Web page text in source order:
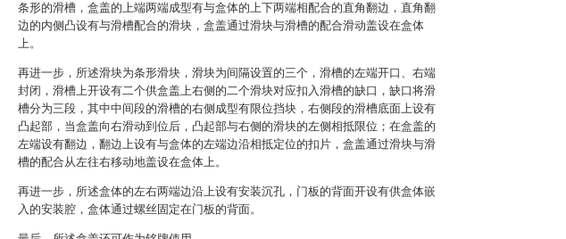
条形的滑槽，盒盖的上端两端成型有与盒体的上下两端相配合的直角翻边，直角翻
边的内侧凸设有与滑槽配合的滑块，盒盖通过滑块与滑槽的配合滑动盖设在盒体
上。
再进一步，所述滑块为条形滑块，滑块为间隔设置的三个，滑槽的左端开口、右端
封闭，滑槽上开设有二个供盒盖上右侧的二个滑块对应扣入滑槽的缺口，缺口将滑
槽分为三段，其中中间段的滑槽的右侧成型有限位挡块，右侧段的滑槽底面上设有
凸起部，当盒盖向右滑动到位后，凸起部与右侧的滑块的左侧相抵限位；在盒盖的
左端设有翻边，翻边上设有与盒体的左端边沿相抵定位的扣片，盒盖通过滑块与滑
槽的配合从左往右移动地盖设在盒体上。
再进一步，所述盒体的左右两端边沿上设有安装沉孔，门板的背面开设有供盒体嵌
入的安装腔，盒体通过螺丝固定在门板的背面。